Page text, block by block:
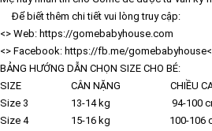
Để biết thêm chi tiết vui lòng truy cập:
<> Web: https://gomebabyhouse.com
<> Facebook: https://fb.me/gomebabyhouse
BẢNG HƯỚNG DẪN CHỌN SIZE CHO BÉ:
SIZE CÂN NẶNG CHIỀU
Size 3 13-14 kg 94-100
Size 4 15-16 kg 100-106